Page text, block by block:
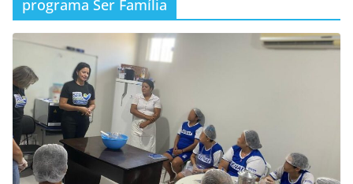
programa Ser Família